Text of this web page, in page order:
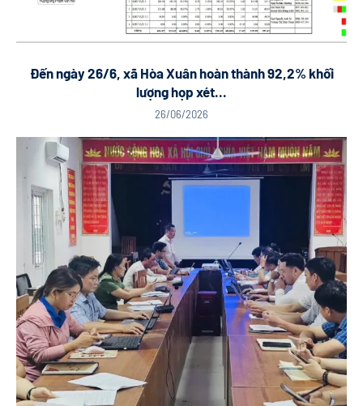
Đến ngày 26/6, xã Hòa Xuân hoàn thành 92,2% khối
lượng họp xét...
26/06/2026